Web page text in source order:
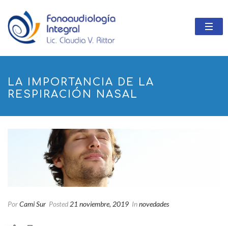
LA IMPORTANCIA DE LA
RESPIRACIÓN NASAL
PorCami Sur Posted 21 noviembre, 2019 Innovedades